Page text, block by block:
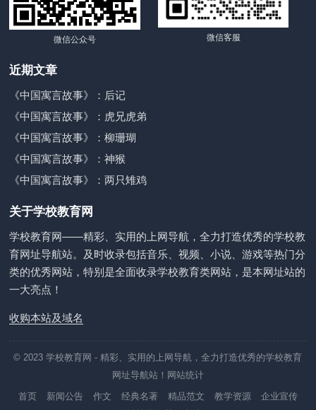
微信公众号 微信客服
近期文章
《中国寓言故事》：后记
《中国寓言故事》：虎兄虎弟
《中国寓言故事》：柳珊瑚
《中国寓言故事》：神猴
《中国寓言故事》：两只雉鸡
关于学校教育网
学校教育网——精彩、实用的上网导航，全力打造优秀的学校教
育网址导航站。及时收录包括音乐、视频、小说、游戏等热门分
类的优秀网站，特别是全面收录学校教育类网站，是本网址站的
一大亮点！
收购本站及域名
© 2023学校教育网 - 精彩、实用的上网导航，全力打造优秀的学校教育
网址导航站！ 网站统计
首页
新闻公告 作文 经典名著 精品范文 教学资源
企业宣传